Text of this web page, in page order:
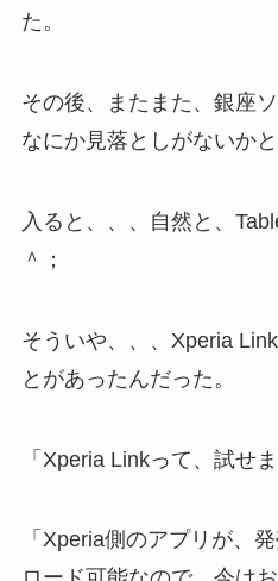
た。
その後、またまた、銀座ソ
なにか見落としがないかと
入ると、、、自然と、
＾；
そういや、、、Xperia
とがあったんだった。
「Xperia Linkって、試せま
「Xperia側のアプリが、